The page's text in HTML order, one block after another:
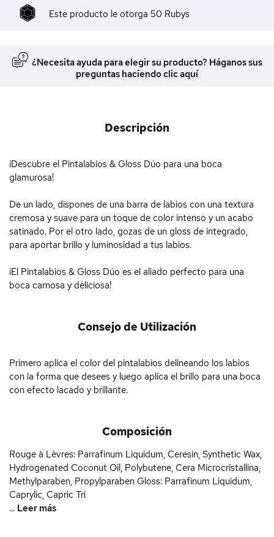
Este producto le otorga 50 Rubys
¿Necesita ayuda para elegir su producto? Háganos sus
preguntas haciendo clic aquí
Descripción
¡Descubre el Pintalabios & Gloss Dúo para una boca
glamurosa!
De un lado, dispones de una barra de labios con una textura
cremosa y suave para un toque de color intenso y un acabo
satinado. Por el otro lado, gozas de un gloss de integrado,
para aportar brillo y luminosidad a tus labios.
¡El Pintalabios & Gloss Dúo es el aliado perfecto para una
boca carnosa y deliciosa!
Consejo de Utilización
Primero aplica el color del pintalabios delineando los labios
con la forma que desees y luego aplica el brillo para una boca
con efecto lacado y brillante.
Composición
Rouge à Lèvres: Parrafinum Liquidum, Ceresin, Synthetic Wax,
Hydrogenated Coconut Oil, Polybutene, Cera Microcristallina,
Methylparaben, Propylparaben Gloss: Parrafinum Liquidum,
Caprylic, Capric Tri
... Leer más